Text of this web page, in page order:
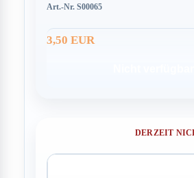
Art.-Nr. S00065
3,50 EUR
DERZEIT